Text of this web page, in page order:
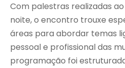
Com palestras realizadas
noite, o encontro trouxe
áreas para abordar temas
pessoal e profissional das
programação foi